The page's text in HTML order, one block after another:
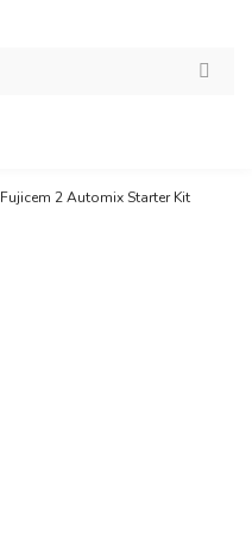
Fujicem 2 Automix Starter Kit